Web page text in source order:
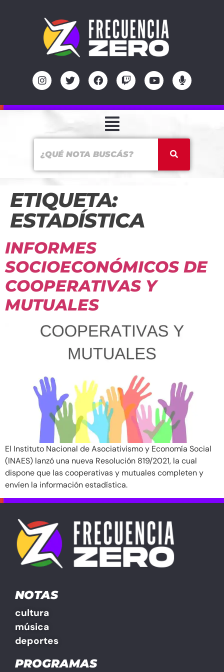
ETIQUETA:
ESTADÍSTICA
INFORMES
SOCIOECONÓMICOS DE
COOPERATIVAS Y
MUTUALES
El Instituto Nacional de Asociativismo y Economía Social
(INAES) lanzó una nueva Resolución 819/2021, la cual
dispone que las cooperativas y mutuales completen y
envíen la información estadística.
NOTAS
cultura
música
deportes
PROGRAMAS